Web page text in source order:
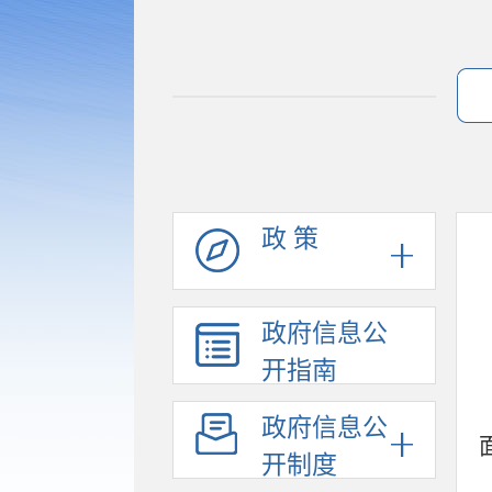
政 策
政府信息公
开指南
政府信息公
开制度